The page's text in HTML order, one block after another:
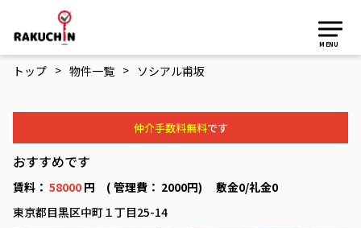
MENU
トップ > 物件一覧 > ソシアル甫坂
仲介手数料無料です
おすすめです
賃料： 58000 円 ( 管理費： 2000円) 敷金0/礼金0
東京都目黒区中町１丁目25-14